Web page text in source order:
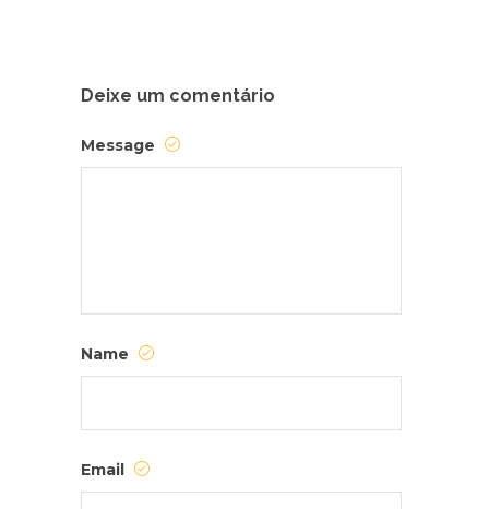
Deixe um comentário
Message
Name
Email